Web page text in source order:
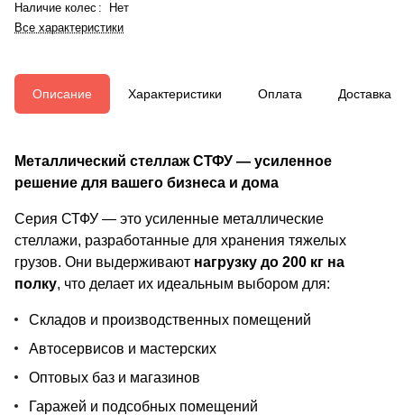
Наличие колес :
Нет
Все характеристики
Описание Характеристики Оплата Доставка
Металлический стеллаж СТФУ — усиленное
решение для вашего бизнеса и дома
Серия СТФУ — это усиленные металлические
стеллажи, разработанные для хранения тяжелых
грузов. Они выдерживают нагрузку до 200 кг на
полку, что делает их идеальным выбором для:
Складов и производственных помещений
Автосервисов и мастерских
Оптовых баз и магазинов
Гаражей и подсобных помещений